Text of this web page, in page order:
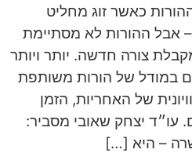
כאשר זוג מחליט
אבל ההורות לא מסתיימת
צורה חדשה. יותר ויותר
במודל של הורות משותפת
של האחריות, הזמן
עו״ד יצחק שאובי מסביר:
– היא […]